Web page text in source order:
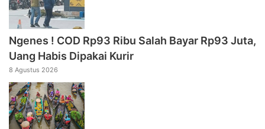
Ngenes ! COD Rp93 Ribu Salah Bayar Rp93 Juta,
Uang Habis Dipakai Kurir
8 Agustus 2026